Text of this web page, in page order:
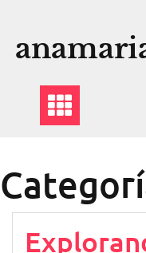
contenido